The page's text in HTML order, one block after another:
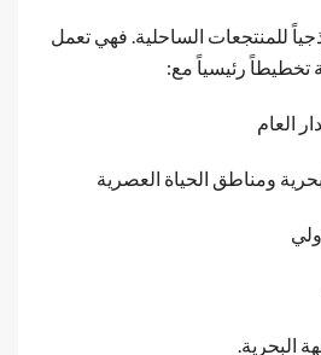
للمنتجعات الساحلية. فهي تعمل
رئيسياً مع:
العام
ومناطق الحياة العصرية
البحرية.